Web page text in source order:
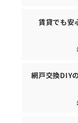
賃貸でも安
網戸交換DIY